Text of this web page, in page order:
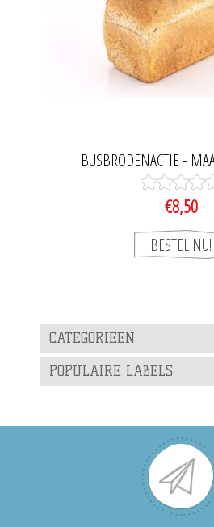
BUSBRODENACTIE -
€8,50
CATEGORIEEN
POPULAIRE LABELS